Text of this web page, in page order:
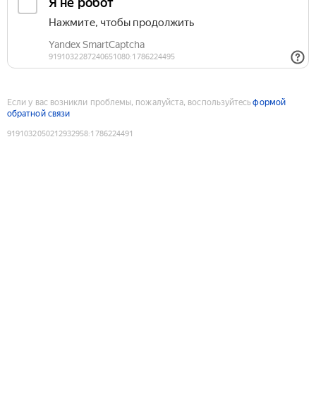
Если у вас возникли проблемы, пожалуйста, воспользуйтесьформой
обратной связи
9191032050212932958:1786224491